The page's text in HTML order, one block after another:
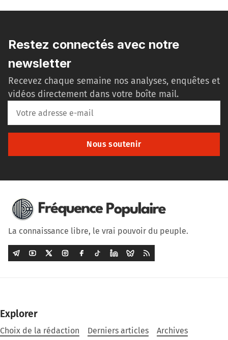
Restez connectés avec notre
newsletter
Recevez chaque semaine nos analyses, enquêtes et
vidéos directement dans votre boîte mail.
Nous soutenir
La connaissance libre, le vrai pouvoir du peuple.
Explorer
Choix de la rédaction Derniers articles Archives